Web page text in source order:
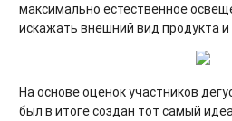
максимально естественное
искажать внешний вид продукта и
На основе оценок участников
был в итоге создан тот самый